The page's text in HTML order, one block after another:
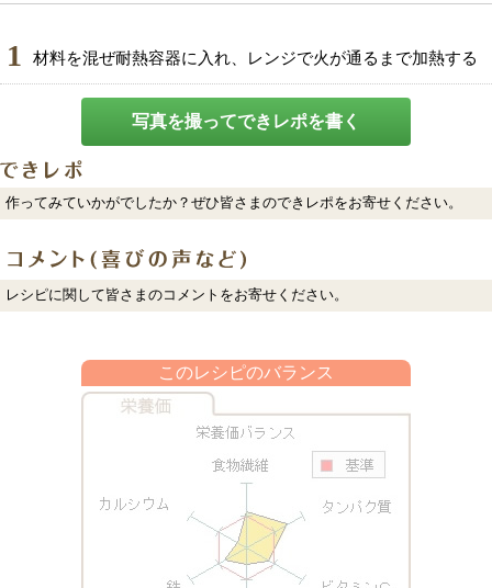
1 材料を混ぜ耐熱容器に入れ、レンジで火が通るまで加熱する
写真を撮ってできレポを書く
作ってみていかがでしたか？ぜひ皆さまのできレポをお寄せください。
レシピに関して皆さまのコメントをお寄せください。
このレシピのバランス